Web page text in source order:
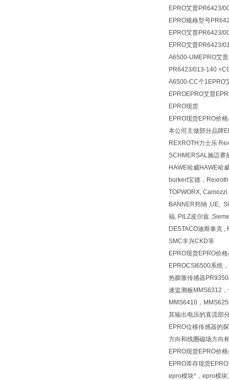
EPRO艾普PR6423/
EPRO规格型号
EPRO艾普PR6423/
EPRO艾普PR6423/
A6500-UMEPRO艾
PR6423/013-140
A6500-CC个1EPRO
EPROEPRO艾普
EPRO现货
EPRO现货EPRO价
本公司主做部分品牌
REXROTH力士乐
SCHMERSAL施迈赛
HAWE哈威HAWE哈
burkert宝德，
TOPWORX,
BANNER邦纳 ,UE,
福, PILZ皮尔兹
DESTACO迪斯泰克
SMC丰兴CKD等
EPRO现货EPRO价
EPROCSI6500系统
热膨胀传感器
速监测板MMS6312
MMS6410，
其输出电压的直流部
EPRO位移传感器的
方向和线圈磁场方向
EPRO现货EPRO价
EPRO库存现货
epro模块*，epro模